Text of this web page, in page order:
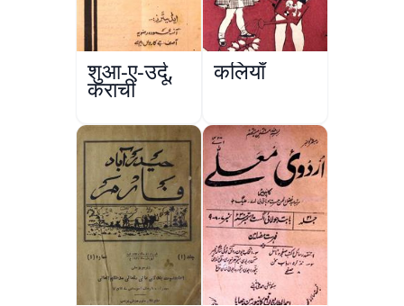
शुआ-ए-उर्दू,
कराची
कलियाँ